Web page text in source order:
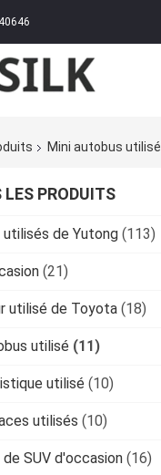
Mini autobus utilisé
LES PRODUITS
de Yutong (113)
(21)
utilisé de Toyota (18)
utilisé (11)
utilisé (10)
utilisés (10)
SUV d'occasion (16)